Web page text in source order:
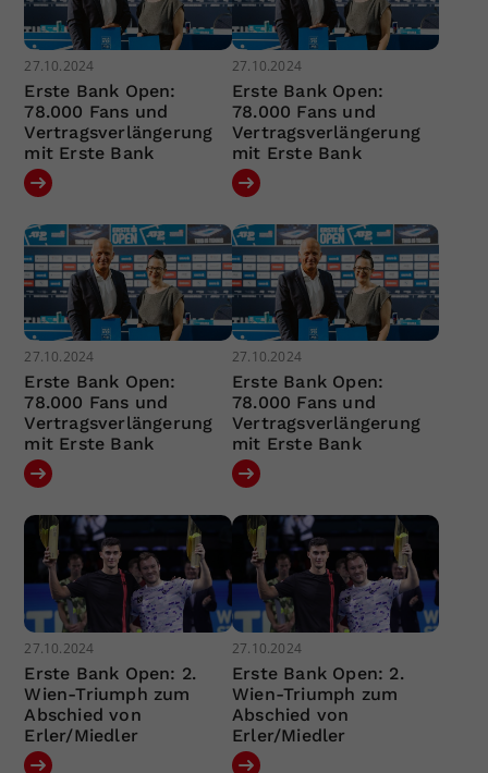
27.10.2024
Erste Bank Open:
78.000 Fans und
Vertragsverlängerung
mit Erste Bank
27.10.2024
Erste Bank Open:
78.000 Fans und
Vertragsverlängerung
mit Erste Bank
27.10.2024
Erste Bank Open:
78.000 Fans und
Vertragsverlängerung
mit Erste Bank
27.10.2024
Erste Bank Open:
78.000 Fans und
Vertragsverlängerung
mit Erste Bank
27.10.2024
Erste Bank Open: 2.
Wien-Triumph zum
Abschied von
Erler/Miedler
27.10.2024
Erste Bank Open: 2.
Wien-Triumph zum
Abschied von
Erler/Miedler